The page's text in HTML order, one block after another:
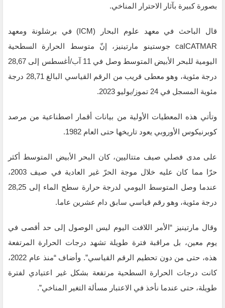
بصورة كبيرة بآثار الاحترار المناخي.
قال الباحث في معهد علوم البحار (ICM) في برشلونة ومعهد
caICATMAR جوستينو مارتينيز، إنّ متوسط الحرارة السطحية
اليومية للبحر الأبيض المتوسط وصل في 11 آب/أغسطس إلى 28,67
درجة مئوية، وهو معطى قريب من الرقم القياسي البالغ 28,71 درجة
مئوية المسجل في 24 تموز/يوليو 2023.
وتأتي هذه المعطيات الأولية من بيانات أقمار اصطناعية من مرصد
كوبرنيكوس الأوروبي يعود تاريخها حتى العام 1982.
على مدى فصلي صيف متتاليين، كان البحر الأبيض المتوسط أكثر
حرّا مما كان عليه خلال موجة الحرّ غير العادية في صيف 2003،
عندما وصل المتوسط اليومي لدرجة حرارة سطح الماء إلى 28,25
درجة مئوية، وهو رقم قياسي سابق دام عشرين عاما.
وقال مارتينيز “الأمر اللافت اليوم ليس الوصول إلى حد أقصى في
يوم معين، بل مراقبة فترة طويلة تشهد درجات الحرارة المرتفعة
هذه، حتى من دون تحطيم الرقم القياسي”. وأضاف “منذ عام 2022،
كانت درجات الحرارة السطحية مرتفعة بشكل غير اعتيادي لفترة
طويلة، حتى عندما نأخذ في الاعتبار مسألة التغير المناخي”.